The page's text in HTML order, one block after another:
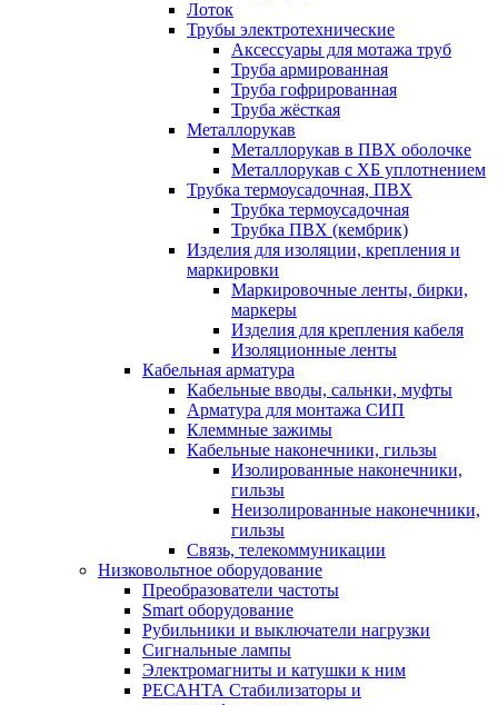
Лоток
Трубы электротехнические
Аксессуары для мотажа труб
Труба армированная
Труба гофрированная
Труба жёсткая
Металлорукав
Металлорукав в ПВХ оболочке
Металлорукав с ХБ уплотнением
Трубка термоусадочная, ПВХ
Трубка термоусадочная
Трубка ПВХ (кембрик)
Изделия для изоляции, крепления и
маркировки
Маркировочные ленты, бирки,
маркеры
Изделия для крепления кабеля
Изоляционные ленты
Кабельная арматура
Кабельные вводы, сальнки, муфты
Арматура для монтажа СИП
Клеммные зажимы
Кабельные наконечники, гильзы
Изолированные наконечники,
гильзы
Неизолированные наконечники,
гильзы
Связь, телекоммуникации
Низковольтное оборудование
Преобразователи частоты
Smart оборудование
Рубильники и выключатели нагрузки
Сигнальные лампы
Электромагниты и катушки к ним
РЕСАНТА Стабилизаторы и